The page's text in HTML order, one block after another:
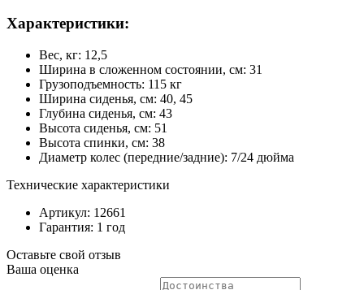
Характеристики:
Вес, кг: 12,5
Ширина в сложенном состоянии, см: 31
Грузоподъемность: 115 кг
Ширина сиденья, см: 40, 45
Глубина сиденья, см: 43
Высота сиденья, см: 51
Высота спинки, см: 38
Диаметр колес (передние/задние): 7/24 дюйма
Технические характеристики
Артикул: 12661
Гарантия: 1 год
Оставьте свой отзыв
Ваша оценка